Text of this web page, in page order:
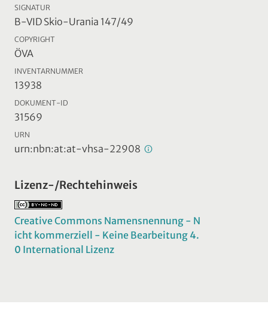
SIGNATUR
B-VID Skio-Urania 147/49
COPYRIGHT
ÖVA
INVENTARNUMMER
13938
DOKUMENT-ID
31569
URN
urn:nbn:at:at-vhsa-22908
Lizenz-/Rechtehinweis
Creative Commons Namensnennung - N
icht kommerziell - Keine Bearbeitung 4.
0 International Lizenz